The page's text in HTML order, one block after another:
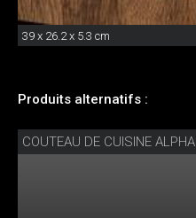
39 x 26.2 x 5.3 cm
Produits alternatifs :
COUTEAU DE CUISINE ALPHA